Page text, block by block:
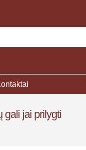
gali jai prilygti